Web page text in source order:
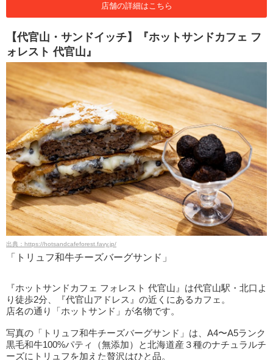
店舗の詳細はこちら
【代官山・サンドイッチ】『ホットサンドカフェ フ
ォレスト 代官山』
出典：https://hotsandcafeforest.favy.jp/
「トリュフ和牛チーズバーグサンド」
『ホットサンドカフェ フォレスト 代官山』は代官山駅・北口よ
り徒歩2分、『代官山アドレス』の近くにあるカフェ。
店名の通り「ホットサンド」が名物です。
写真の「トリュフ和牛チーズバーグサンド」は、A4〜A5ランク
黒毛和牛100%パティ（無添加）と北海道産３種のナチュラルチ
ーズにトリュフを加えた贅沢はひと品。